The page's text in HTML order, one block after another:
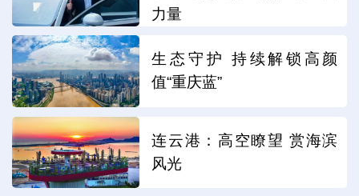
力量
生态守护 持续解锁高颜
值“重庆蓝”
连云港：高空瞭望 赏海滨
风光